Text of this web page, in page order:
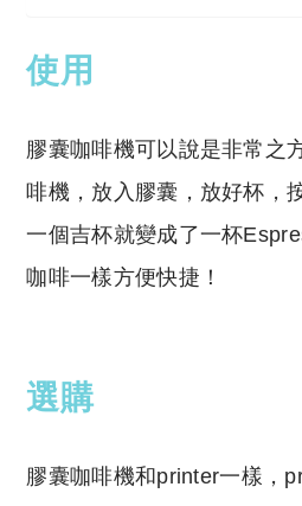
使用
膠囊咖啡機可以說是非常
啡機，放入膠囊，放好杯，
一個吉杯就變成了一杯
咖啡一樣方便快捷！
選購
膠囊咖啡機和printer一樣，